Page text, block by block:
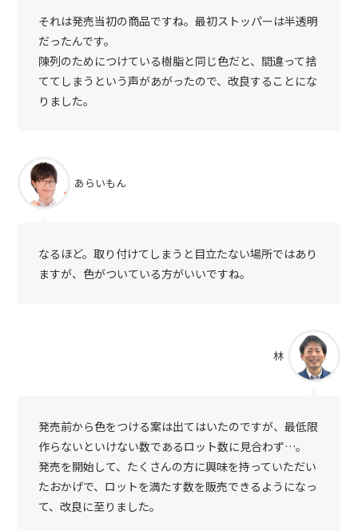
それは発売当初の商品ですね。最初ストッパーは半透明
だったんです。
陳列のためにつけている樹脂と同じ色だと、間違って捨
ててしまうという声があがったので、改良することにな
りました。
あらいもん
なるほど。取り付けてしまうと目立たない場所ではあり
ますが、色がついている方がいいですね。
林
発売前から色をつける案は出てはいたのですが、最低限
作らないといけない数であるロット数に見合わず…。
発売を開始して、たくさんの方に興味を持っていただい
たおかげで、ロットを満たす数を販売できるようになっ
て、改良に至りました。